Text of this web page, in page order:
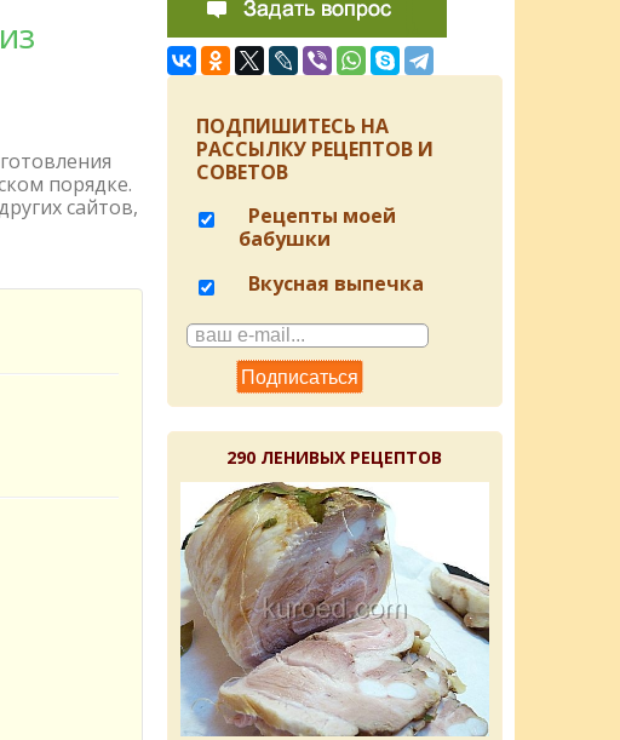
порядке.
сайтов,
ПОДПИШИТЕСЬ НА
РАССЫЛКУ РЕЦЕПТОВ И
СОВЕТОВ
Рецепты моей
бабушки
Вкусная выпечка
290 ЛЕНИВЫХ РЕЦЕПТОВ